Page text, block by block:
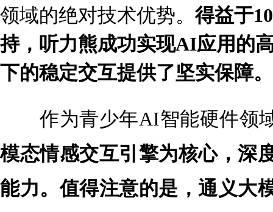
领域的绝对技术优势。 得益于
持，听力熊成功实现AI应用的
下的稳定交互提供了坚实保障。
作为青少年AI智能硬件领
模态情感交互引擎为核心，深
能力。值得注意的是，通义大